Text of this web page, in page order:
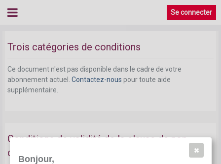
Se connecter
Conditions de la clause de non-concurrence
Trois catégories de conditions
Ce document n'est pas disponible dans le cadre de votre
abonnement actuel. Contactez-nous pour toute aide
supplémentaire.
Conditions de validité de la clause de non-
concurrence applicable aux représentants de
Bonjour,